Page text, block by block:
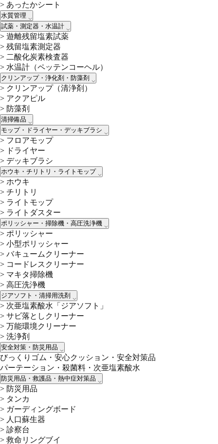
> あったかシート
水質管理
試薬・測定器・水温計
> 遊離残留塩素試薬
> 残留塩素測定器
> 二酸化炭素検査器
> 水温計（ペッテンコーヘル）
クリンアップ・浄化剤・防藻剤
> クリンアップ（清浄剤）
> アクアピル
> 防藻剤
清掃備品
モップ・ドライヤー・デッキブラシ
> フロアモップ
> ドライヤー
> デッキブラシ
ホウキ・チリトリ・ライトモップ
> ホウキ
> チリトリ
> ライトモップ
> ライトダスター
ポリッシャー・掃除機・高圧洗浄機
> ポリッシャー
> 小型ポリッシャー
> バキュームクリーナー
> コードレスクリーナー
> マキタ掃除機
> 高圧洗浄機
ジアソフト・清掃用洗剤
> 次亜塩素酸水「ジアソフト」
> サビ落としクリーナー
> 万能環境クリーナー
> 洗浄剤
安全対策・防災用品
びっくりゴム・安心クッション・安全対策品
パーテーション・殺菌料・次亜塩素酸水
防災用品・救護品・熱中症対策品
> 防災用品
> タンカ
> ガーディングボード
> 人口蘇生器
> 診察台
> 救命リングブイ